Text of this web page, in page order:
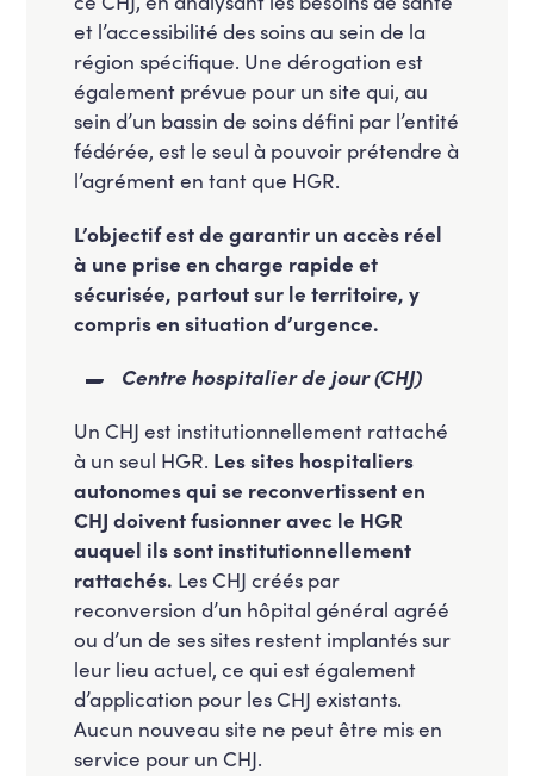
et l’accessibilité des soins au sein de la
région spécifique. Une dérogation est
également prévue pour un site qui, au
sein d’un bassin de soins défini par l’entité
fédérée, est le seul à pouvoir prétendre à
l’agrément en tant que HGR.
L’objectif est de garantir un accès réel
à une prise en charge rapide et
sécurisée, partout sur le territoire, y
compris en situation d’urgence.
Centre hospitalier de jour (CHJ)
Un CHJ est institutionnellement rattaché
à un seul HGR. Les sites hospitaliers
autonomes qui se reconvertissent en
CHJ doivent fusionner avec le HGR
auquel ils sont institutionnellement
rattachés. Les CHJ créés par
reconversion d’un hôpital général agréé
ou d’un de ses sites restent implantés sur
leur lieu actuel, ce qui est également
d’application pour les CHJ existants.
Aucun nouveau site ne peut être mis en
service pour un CHJ.